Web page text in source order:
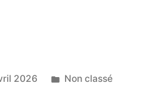
2026
Publié
Non classé